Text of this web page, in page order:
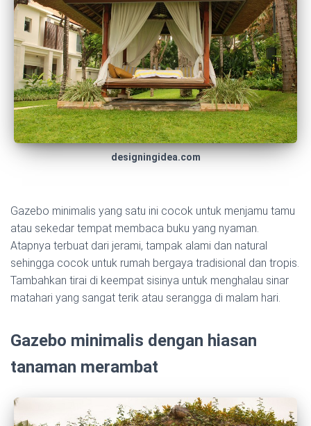
designingidea.com
Gazebo minimalis yang satu ini cocok untuk menjamu tamu
atau sekedar tempat membaca buku yang nyaman.
Atapnya terbuat dari jerami, tampak alami dan natural
sehingga cocok untuk rumah bergaya tradisional dan tropis.
Tambahkan tirai di keempat sisinya untuk menghalau sinar
matahari yang sangat terik atau serangga di malam hari.
Gazebo minimalis dengan hiasan
tanaman merambat